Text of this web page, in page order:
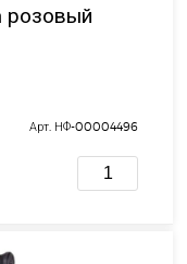
розовый
Арт. НФ-00004496